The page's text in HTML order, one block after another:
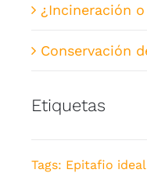
¿Incineración
Conservación
Etiquetas
Tags: Epitafio ideal